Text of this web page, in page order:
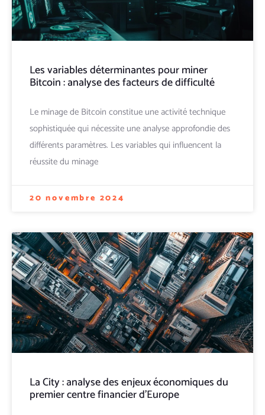
Les variables déterminantes pour miner
Bitcoin : analyse des facteurs de difficulté
Le minage de Bitcoin constitue une activité technique
sophistiquée qui nécessite une analyse approfondie des
différents paramètres. Les variables qui influencent la
réussite du minage
20 novembre 2024
La City : analyse des enjeux économiques du
premier centre financier d’Europe